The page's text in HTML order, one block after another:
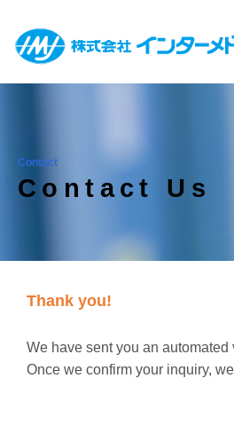
Contact
Contact Us
Thank you!
We have sent you an automated
Once we confirm your inquiry,